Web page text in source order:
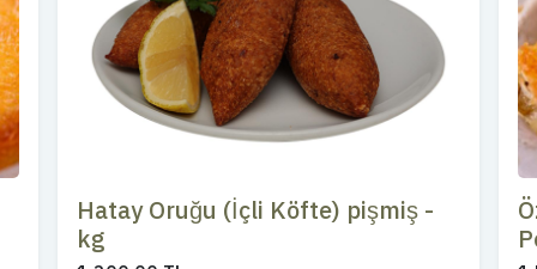
Hatay Oruğu (İçli Köfte) pişmiş -
kg